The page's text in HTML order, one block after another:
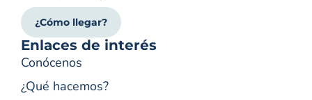
¿Cómo llegar?
Enlaces de interés
Conócenos
¿Qué hacemos?